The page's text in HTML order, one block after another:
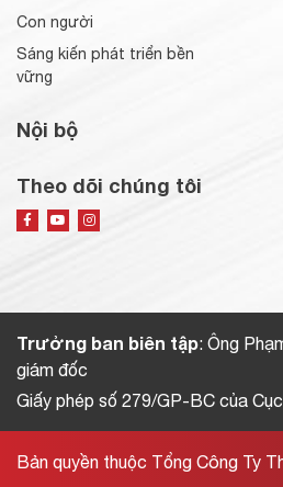
Con người
Sáng kiến phát triển bền
vững
Nội bộ
Theo dõi chúng tôi
Trưởng ban biên tập: Ông
giám đốc
Giấy phép số 279/GP-BC của
Bản quyền thuộc Tổng Công Ty